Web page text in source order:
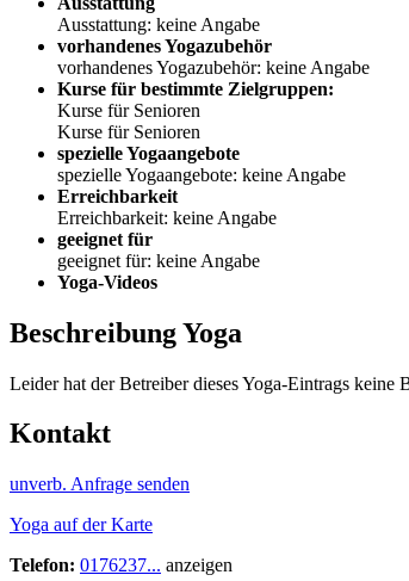
Ausstattung: keine Angabe
vorhandenes Yogazubehör
vorhandenes Yogazubehör: keine Angabe
Kurse für bestimmte Zielgruppen:
Kurse für Senioren
Kurse für Senioren
spezielle Yogaangebote
spezielle Yogaangebote: keine Angabe
Erreichbarkeit
Erreichbarkeit: keine Angabe
geeignet für
geeignet für: keine Angabe
Yoga-Videos
Beschreibung Yoga
Leider hat der Betreiber dieses Yoga-Eintrags keine
Kontakt
unverb. Anfrage senden
Yoga auf der Karte
Telefon: 0176237... anzeigen